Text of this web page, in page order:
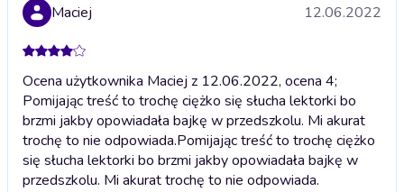
Maciej 12.06.2022
Ocena użytkownika Maciej z 12.06.2022, ocena 4;
Pomijając treść to trochę ciężko się słucha lektorki bo
brzmi jakby opowiadała bajkę w przedszkolu. Mi akurat
trochę to nie odpowiada.Pomijając treść to trochę ciężko
się słucha lektorki bo brzmi jakby opowiadała bajkę w
przedszkolu. Mi akurat trochę to nie odpowiada.